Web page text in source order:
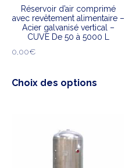
Réservoir d’air comprimé
avec revêtement alimentaire –
Acier galvanisé vertical –
CUVE De 50 à 5000 L
0,00€
Choix des options